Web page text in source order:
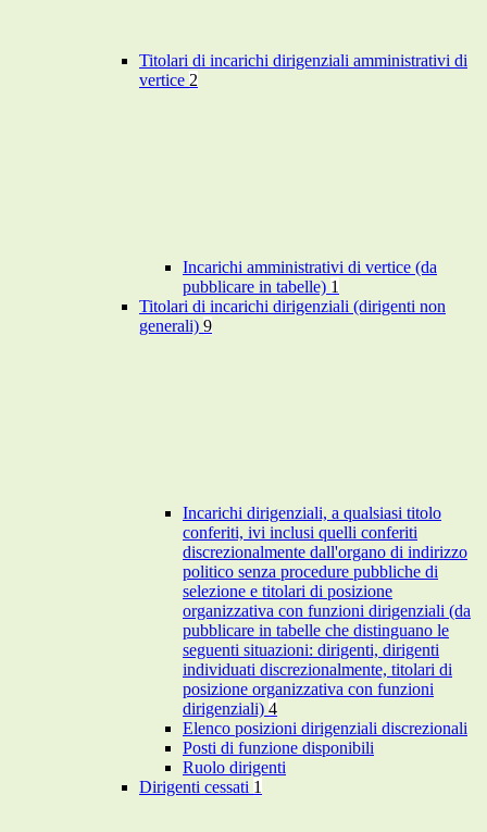
Titolari di incarichi dirigenziali amministrativi di
vertice 2
Incarichi amministrativi di vertice (da
pubblicare in tabelle) 1
Titolari di incarichi dirigenziali (dirigenti non
generali) 9
Incarichi dirigenziali, a qualsiasi titolo
conferiti, ivi inclusi quelli conferiti
discrezionalmente dall'organo di indirizzo
politico senza procedure pubbliche di
selezione e titolari di posizione
organizzativa con funzioni dirigenziali (da
pubblicare in tabelle che distinguano le
seguenti situazioni: dirigenti, dirigenti
individuati discrezionalmente, titolari di
posizione organizzativa con funzioni
dirigenziali) 4
Elenco posizioni dirigenziali discrezionali
Posti di funzione disponibili
Ruolo dirigenti
Dirigenti cessati 1